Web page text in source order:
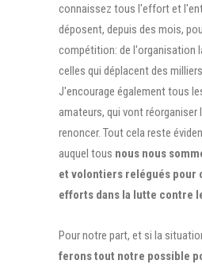
connaissez tous l'effort et
déposent, depuis des mois,
compétition: de l'organisation
celles qui déplacent des
J'encourage également tous
amateurs, qui vont réorganiser
renoncer. Tout cela reste
auquel tous nous nous
et volontiers relégués pour
efforts dans la lutte contre
Pour notre part, et si la
ferons tout notre possible